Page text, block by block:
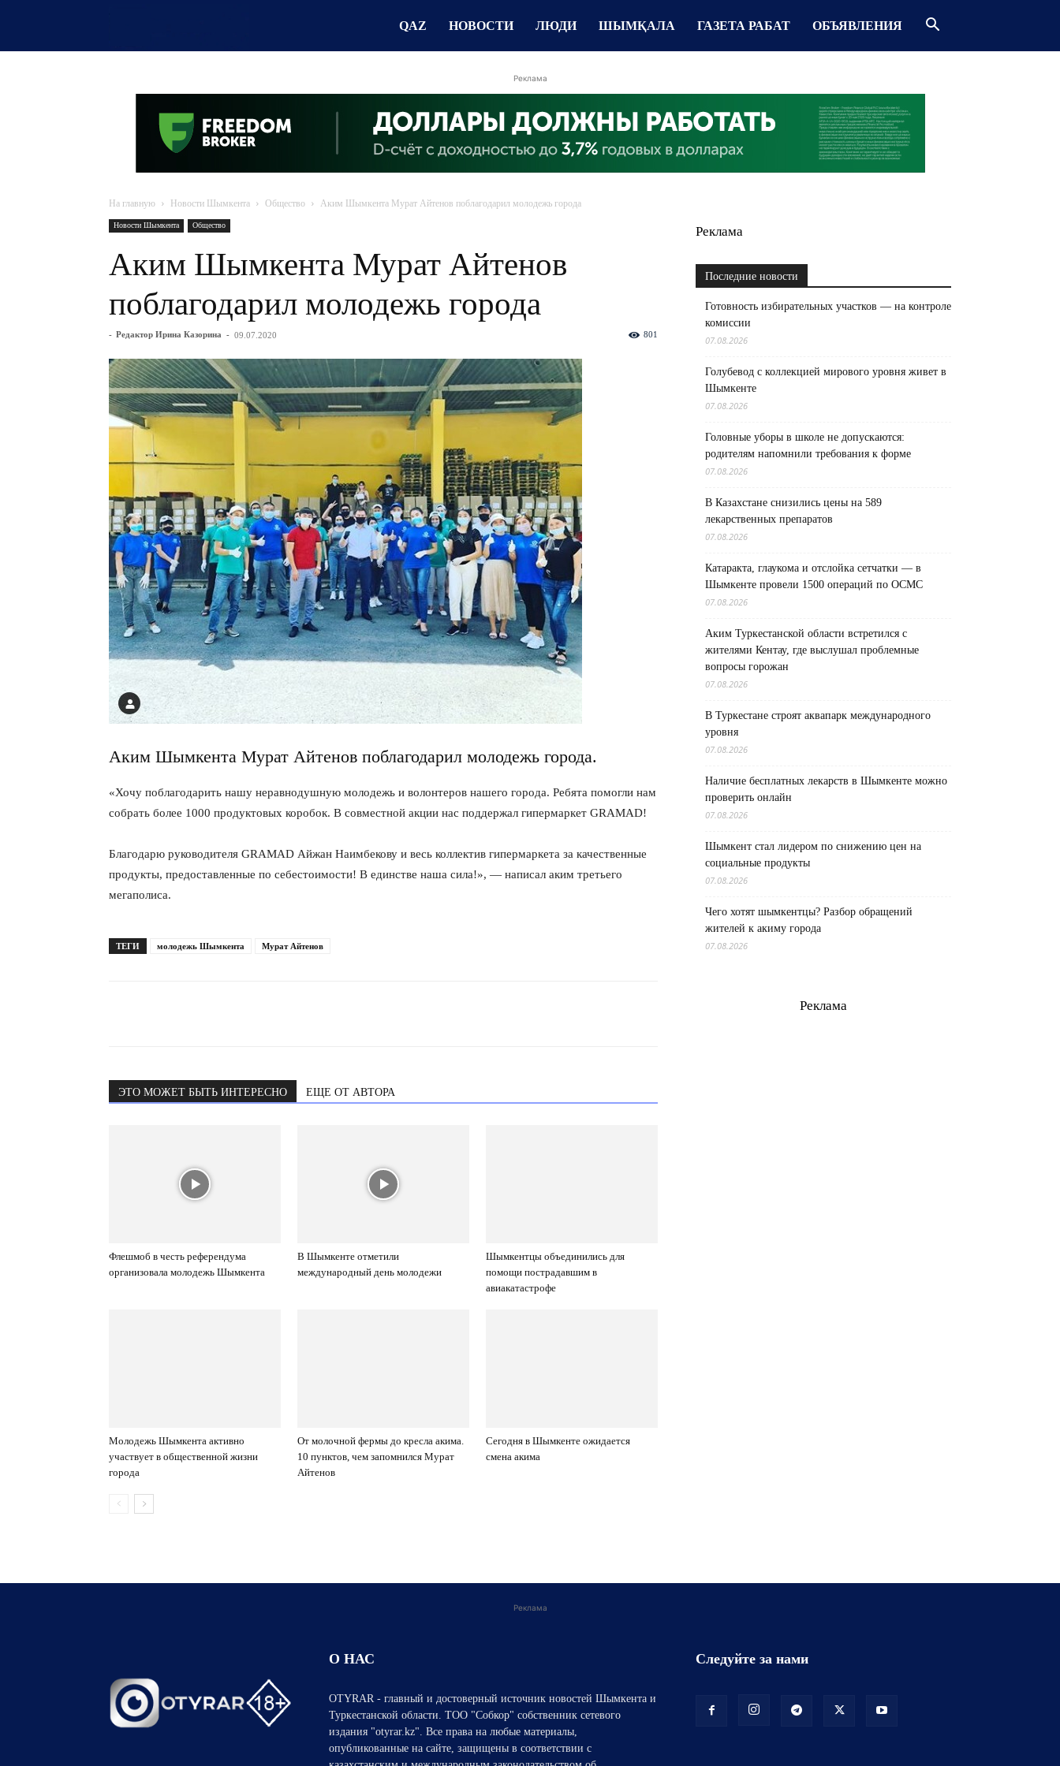
QAZ НОВОСТИ ЛЮДИ ШЫМҚАЛА ГАЗЕТА РАБАТ ОБЪЯВЛЕНИЯ
Реклама
На главную Новости Шымкента Общество Аким Шымкента Мурат Айтенов поблагодарил молодежь города
Новости Шымкента Общество
Аким Шымкента Мурат Айтенов
поблагодарил молодежь города
- Редактор Ирина Казорина - 09.07.2020 801
Аким Шымкента Мурат Айтенов поблагодарил молодежь города.
«Хочу поблагодарить нашу неравнодушную молодежь и волонтеров нашего города. Ребята помогли нам
собрать более 1000 продуктовых коробок. В совместной акции нас поддержал гипермаркет GRAMAD!
Благодарю руководителя GRAMAD Айжан Наимбекову и весь коллектив гипермаркета за качественные
продукты, предоставленные по себестоимости! В единстве наша сила!», — написал аким третьего
мегаполиса.
ТЕГИ молодежь Шымкента Мурат Айтенов
ЭТО МОЖЕТ БЫТЬ ИНТЕРЕСНО ЕЩЕ ОТ АВТОРА
Флешмоб в честь референдума
организовала молодежь Шымкента
В Шымкенте отметили
международный день молодежи
Шымкентцы объединились для
помощи пострадавшим в
авиакатастрофе
Молодежь Шымкента активно
участвует в общественной жизни
города
От молочной фермы до кресла акима.
10 пунктов, чем запомнился Мурат
Айтенов
Сегодня в Шымкенте ожидается
смена акима
Реклама
Последние новости
Готовность избирательных участков — на контроле
комиссии
07.08.2026
Голубевод с коллекцией мирового уровня живет в
Шымкенте
07.08.2026
Головные уборы в школе не допускаются:
родителям напомнили требования к форме
07.08.2026
В Казахстане снизились цены на 589
лекарственных препаратов
07.08.2026
Катаракта, глаукома и отслойка сетчатки — в
Шымкенте провели 1500 операций по ОСМС
07.08.2026
Аким Туркестанской области встретился с
жителями Кентау, где выслушал проблемные
вопросы горожан
07.08.2026
В Туркестане строят аквапарк международного
уровня
07.08.2026
Наличие бесплатных лекарств в Шымкенте можно
проверить онлайн
07.08.2026
Шымкент стал лидером по снижению цен на
социальные продукты
07.08.2026
Чего хотят шымкентцы? Разбор обращений
жителей к акиму города
07.08.2026
Реклама
Реклама
О НАС
OTYRAR - главный и достоверный источник новостей Шымкента и
Туркестанской области. ТОО "Собкор" собственник сетевого
издания "otyrar.kz". Все права на любые материалы,
опубликованные на сайте, защищены в соответствии с
Следуйте за нами